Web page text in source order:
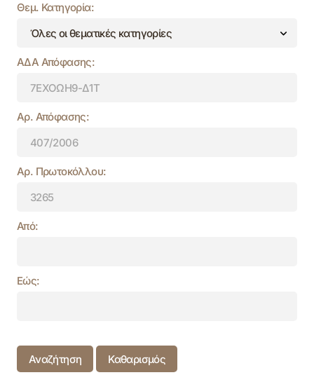
Θεμ. Κατηγορία:
ΑΔΑ Απόφασης:
Αρ. Απόφασης:
Αρ. Πρωτοκόλλου:
Από:
Εώς:
Αναζήτηση Καθαρισμός